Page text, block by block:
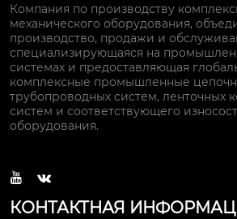
Компания по производству
механического оборудования,
производство, продажи и
специализирующаяся на
системах и предоставляющая
комплексные промышленные
трубопроводных систем, ленточных
систем и соответствующего
оборудования.
 
КОНТАКТНАЯ